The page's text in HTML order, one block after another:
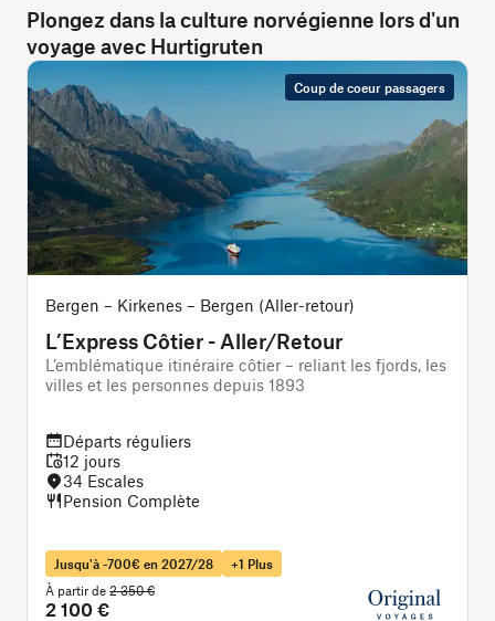
Plongez dans la culture norvégienne lors d'un
voyage avec Hurtigruten
Coup de coeur passagers
Bergen – Kirkenes – Bergen (Aller-retour)
L’Express Côtier - Aller/Retour
L’emblématique itinéraire côtier – reliant les fjords, les
villes et les personnes depuis 1893
Départs réguliers
12 jours
34 Escales
Pension Complète
Jusqu'à -700€ en 2027/28
+1 Plus
À partir de 2 350 €
2 100 €